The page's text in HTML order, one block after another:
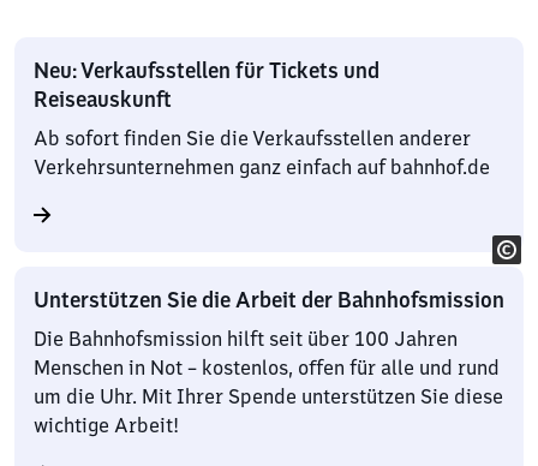
Neu: Verkaufsstellen für Tickets und
Reiseauskunft
Ab sofort finden Sie die Verkaufsstellen anderer
Verkehrsunternehmen ganz einfach auf bahnhof.de
Unterstützen Sie die Arbeit der Bahnhofsmission
Die Bahnhofsmission hilft seit über 100 Jahren
Menschen in Not – kostenlos, offen für alle und rund
um die Uhr. Mit Ihrer Spende unterstützen Sie diese
wichtige Arbeit!